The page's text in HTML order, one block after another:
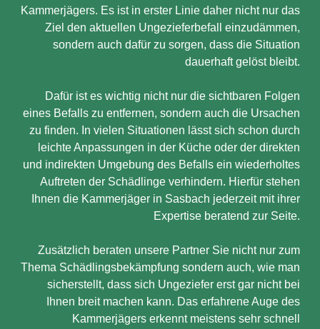
Kammerjägers. Es ist in erster Linie daher nicht nur das
Ziel den aktuellen Ungezieferbefall einzudämmen,
sondern auch dafür zu sorgen, dass die Situation
dauerhaft gelöst bleibt.
Dafür ist es wichtig nicht nur die sichtbaren Folgen
eines Befalls zu entfernen, sondern auch die Ursachen
zu finden. In vielen Situationen lässt sich schon durch
leichte Anpassungen in der Küche oder der direkten
und indirekten Umgebung des Befalls ein wiederholtes
Auftreten der Schädlinge verhindern. Hierfür stehen
Ihnen die Kammerjäger in Sasbach jederzeit mit ihrer
Expertise beratend zur Seite.
Zusätzlich beraten unsere Partner Sie nicht nur zum
Thema Schädlingsbekämpfung sondern auch, wie man
sicherstellt, dass sich Ungeziefer erst gar nicht bei
Ihnen breit machen kann. Das erfahrene Auge des
Kammerjägers erkennt meistens sehr schnell